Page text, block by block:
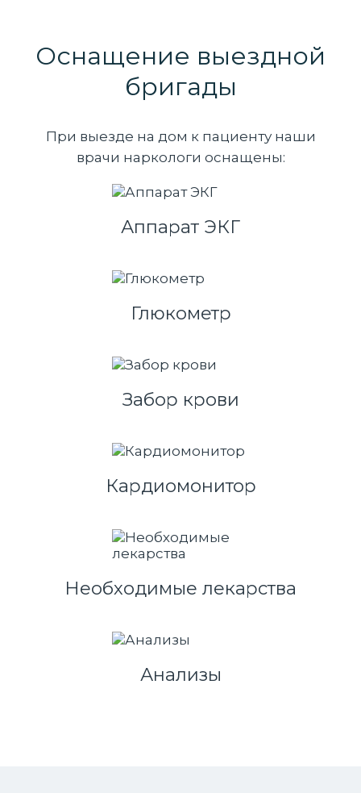
Оснащение выездной
бригады
При выезде на дом к пациенту наши
врачи наркологи оснащены:
Аппарат ЭКГ
Глюкометр
Забор крови
Кардиомонитор
Необходимые лекарства
Анализы